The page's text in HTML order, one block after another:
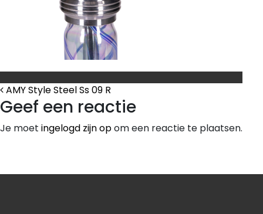
Bericht Navigatie
AMY Style Steel Ss 09 R
Geef een reactie
Je moet ingelogd zijn opom een reactie te plaatsen.